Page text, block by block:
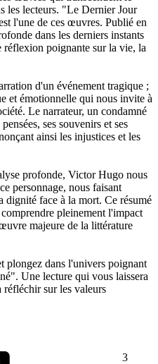
les lecteurs. "Le Dernier Jour
l'une de ces œuvres. Publié en
dans les derniers instants
poignante sur la vie, la
d'un événement tragique ;
et émotionnelle qui nous invite à
Le narrateur, un condamné
ses souvenirs et ses
ainsi les injustices et les
profonde, Victor Hugo nous
personnage, nous faisant
dignité face à la mort. Ce résumé
pleinement l'impact
majeure de la littérature
plongez dans l'univers poignant
Une lecture qui vous laissera
réfléchir sur les valeurs
3